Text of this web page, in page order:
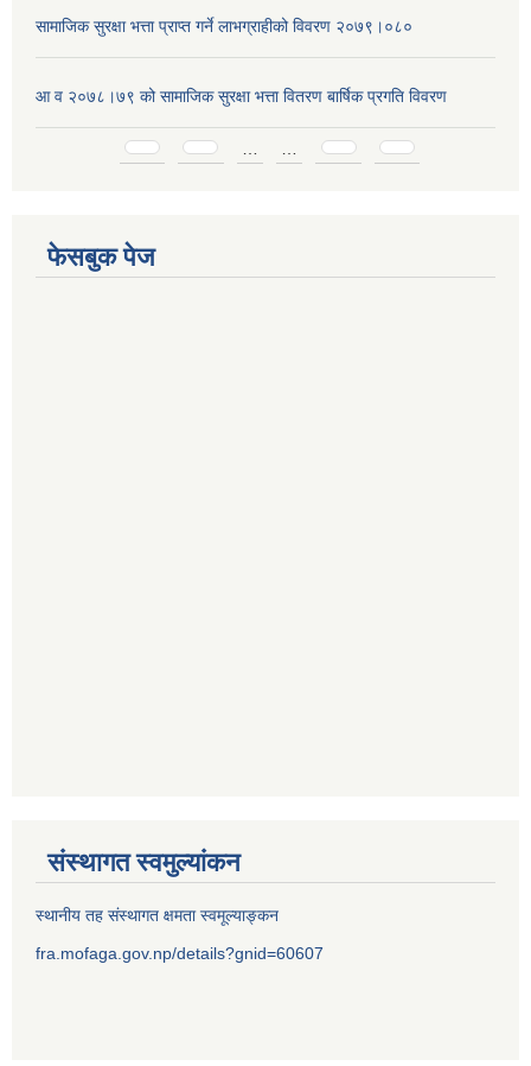
सामाजिक सुरक्षा भत्ता प्राप्त गर्ने लाभग्राहीको विवरण २०७९।०८०
आ व २०७८।७९ को सामाजिक सुरक्षा भत्ता वितरण बार्षिक प्रगति विवरण
Pages
फेसबुक पेज
संस्थागत स्वमुल्यांकन
स्थानीय तह संस्थागत क्षमता स्वमूल्याङ्कन
fra.mofaga.gov.np/details?gnid=60607